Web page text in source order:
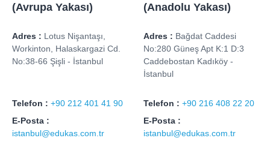
(Avrupa Yakası)
Adres : Lotus Nişantaşı,
Workinton, Halaskargazi Cd.
No:38-66 Şişli - İstanbul
Telefon : +90 212 401 41 90
E-Posta :
istanbul@edukas.com.tr
(Anadolu Yakası)
Adres : Bağdat Caddesi
No:280 Güneş Apt K:1 D:3
Caddebostan Kadıköy -
İstanbul
Telefon : +90 216 408 22 20
E-Posta :
istanbul@edukas.com.tr